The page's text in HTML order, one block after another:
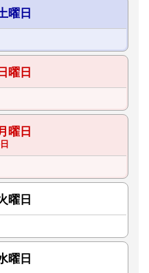
曜日
日曜日
曜日
曜日
曜日